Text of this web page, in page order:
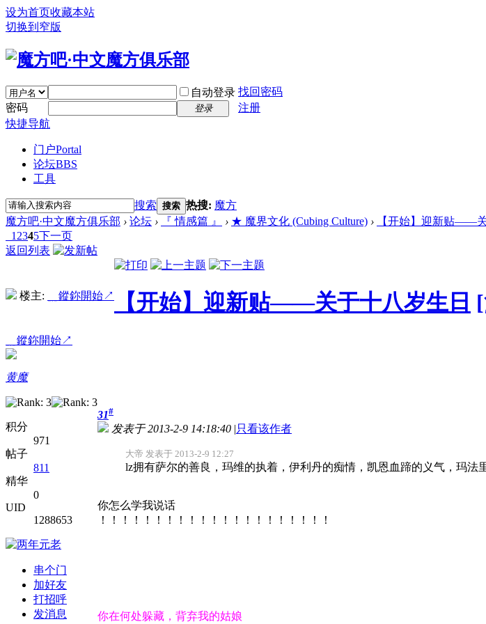
设为首页收藏本站
切换到窄版
自动登录 找回密码
密码
登录
注册
快捷导航
门户Portal
论坛BBS
工具
搜索 搜索 热搜: 魔方
魔方吧·中文魔方俱乐部 › 论坛 › 『 情感篇 』 › ★ 魔界文化 (Cubing Culture) ›
【开始】迎新贴——
1 2345下一页
返回列表
楼主: ﹎鏦鉨開始↗ 【开始】迎新贴——关于十八岁生日
﹎鏦鉨開始↗
黄魔
积分
971
帖子
811
精华
0
UID
1288653
串个门
加好友
打招呼
发消息
31#
发表于 2013-2-9 14:18:40 |只看该作者
大帝 发表于 2013-2-9 12:27
lz拥有萨尔的善良，玛维的执着，伊利丹的痴情，凯恩血蹄的义气，玛法
你怎么学我说话
！！！！！！！！！！！！！！！！！！！！！
你在何处躲藏，背弃我的姑娘